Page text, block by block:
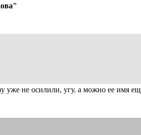
уже не осилили, угу. а можно ее имя